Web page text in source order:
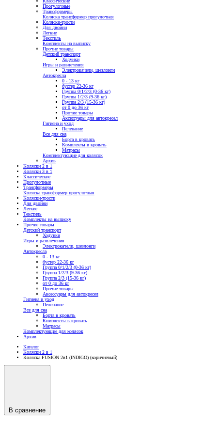
Прогулочные
Трансформеры
Коляска трансформер прогулочная
Коляски-трости
Для двойни
Легкие
Текстиль
Комплекты на выписку
Прочие товары
Детский транспорт
Ходунки
Игры и развлечения
Электрокачели, шезлонги
Автокресла
0 - 13 кг
бустер 22-36 кг
Группа 0/1/2/3 (0-36 кг)
Группа 1/2/3 (9-36 кг)
Группа 2/3 (15-36 кг)
от 0 до 36 кг
Прочие товары
Аксессуары для автокресел
Гигиена и уход
Пеленание
Все для сна
Борта в кровать
Комплекты в кровать
Матрасы
Комплектующие для колясок
Архив
Коляски 2 в 1
Коляски 3 в 1
Классические
Прогулочные
Трансформеры
Коляска трансформер прогулочная
Коляски-трости
Для двойни
Легкие
Текстиль
Комплекты на выписку
Прочие товары
Детский транспорт
Ходунки
Игры и развлечения
Электрокачели, шезлонги
Автокресла
0 - 13 кг
бустер 22-36 кг
Группа 0/1/2/3 (0-36 кг)
Группа 1/2/3 (9-36 кг)
Группа 2/3 (15-36 кг)
от 0 до 36 кг
Прочие товары
Аксессуары для автокресел
Гигиена и уход
Пеленание
Все для сна
Борта в кровать
Комплекты в кровать
Матрасы
Комплектующие для колясок
Архив
Каталог
Коляски 2 в 1
Коляска FUSION 2в1 (INDIGO) (коричневый)
В сравнение